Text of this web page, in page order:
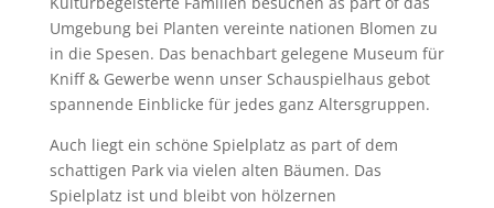
Umgebung bei Planten vereinte nationen Blomen zu
in die Spesen. Das benachbart gelegene Museum für
Kniff & Gewerbe wenn unser Schauspielhaus gebot
spannende Einblicke für jedes ganz Altersgruppen.
Auch liegt ein schöne Spielplatz as part of dem
schattigen Park via vielen alten Bäumen. Das
Spielplatz ist und bleibt von hölzernen